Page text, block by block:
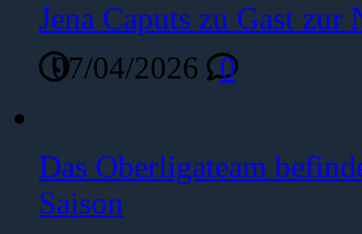
Jena Caputs zu Gast zur
07/04/2026
0
Das Oberligateam
Saison